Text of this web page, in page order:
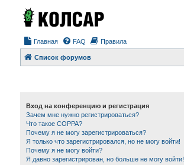
Главная FAQ Правила
Список форумов
Вход на конференцию и регистрация
Зачем мне нужно регистрироваться?
Что такое COPPA?
Почему я не могу зарегистрироваться?
Я только что зарегистрировался, но не могу войти!
Почему я не могу войти?
Я давно зарегистрирован, но больше не могу войти!